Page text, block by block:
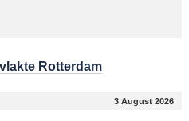
Rotterdam
3 August 2026